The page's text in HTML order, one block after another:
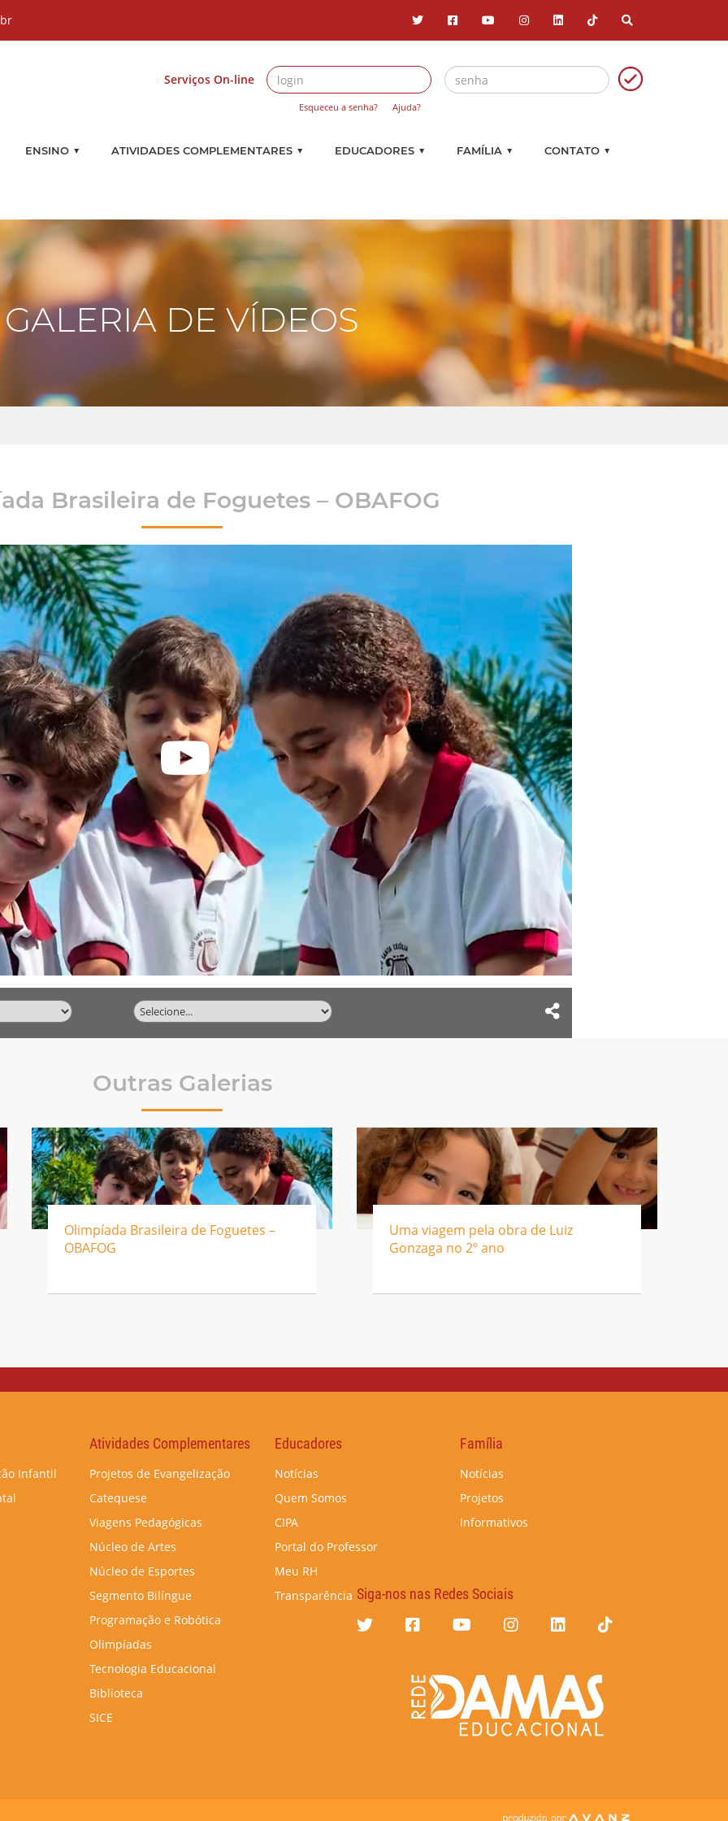
Serviços On-line
Esqueceu a senha? Ajuda?
ENSINO ▼ ATIVIDADES COMPLEMENTARES ▼ EDUCADORES ▼ FAMÍLIA ▼ CONTATO ▼
GALERIA DE VÍDEOS
Brasileira de Foguetes – OBAFOG
Outras Galerias
Olimpíada Brasileira de Foguetes –
OBAFOG
Uma viagem pela obra de Luiz
Gonzaga no 2º ano
Infantil
Atividades Complementares
Projetos de Evangelização
Catequese
Viagens Pedagógicas
Núcleo de Artes
Núcleo de Esportes
Segmento Bilíngue
Programação e Robótica
Olimpíadas
Tecnologia Educacional
Biblioteca
SICE
Educadores
Notícias
Quem Somos
CIPA
Portal do Professor
Meu RH
Transparência
Família
Notícias
Projetos
Informativos
Siga-nos nas Redes Sociais